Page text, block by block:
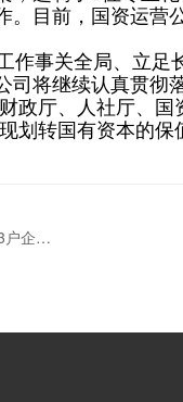
。目前，国资运
事关全局、立足
司将继续认真贯
政厅、人社厅、
划转国有资本的
国资运营公司圆满完成内蒙环投集团等3户企业股权接收工作